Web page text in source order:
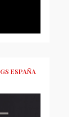
ESPAÑA